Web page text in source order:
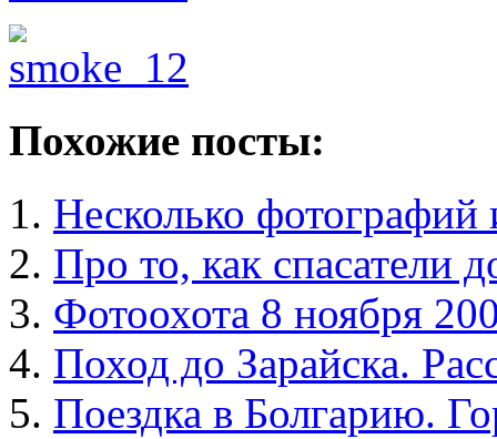
Похожие посты:
Несколько фотографий
Про то, как спасатели
Фотоохота 8 ноября
Поход до Зарайска.
Поездка в Болгарию.